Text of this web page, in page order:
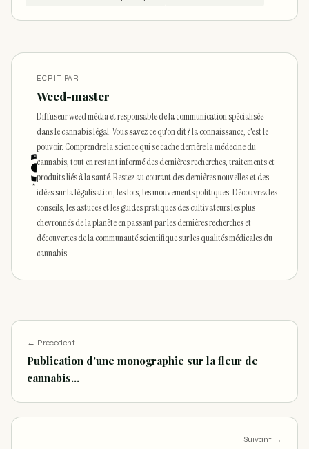
ECRIT PAR
Weed-master
Diffuseur weed média et responsable de la communication spécialisée
dans le cannabis légal. Vous savez ce qu'on dit ? la connaissance, c'est le
pouvoir. Comprendre la science qui se cache derrière la médecine du
cannabis, tout en restant informé des dernières recherches, traitements et
produits liés à la santé. Restez au courant des dernières nouvelles et des
idées sur la légalisation, les lois, les mouvements politiques. Découvrez les
conseils, les astuces et les guides pratiques des cultivateurs les plus
chevronnés de la planète en passant par les dernières recherches et
découvertes de la communauté scientifique sur les qualités médicales du
cannabis.
← Precedent
Publication d'une monographie sur la fleur de
cannabis…
Suivant →